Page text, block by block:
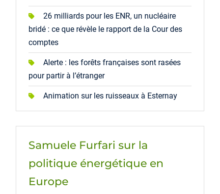
26 milliards pour les ENR, un nucléaire
bridé : ce que révèle le rapport de la Cour des
comptes
Alerte : les forêts françaises sont rasées
pour partir à l’étranger
Animation sur les ruisseaux à Esternay
Samuele Furfari sur la
politique énergétique en
Europe